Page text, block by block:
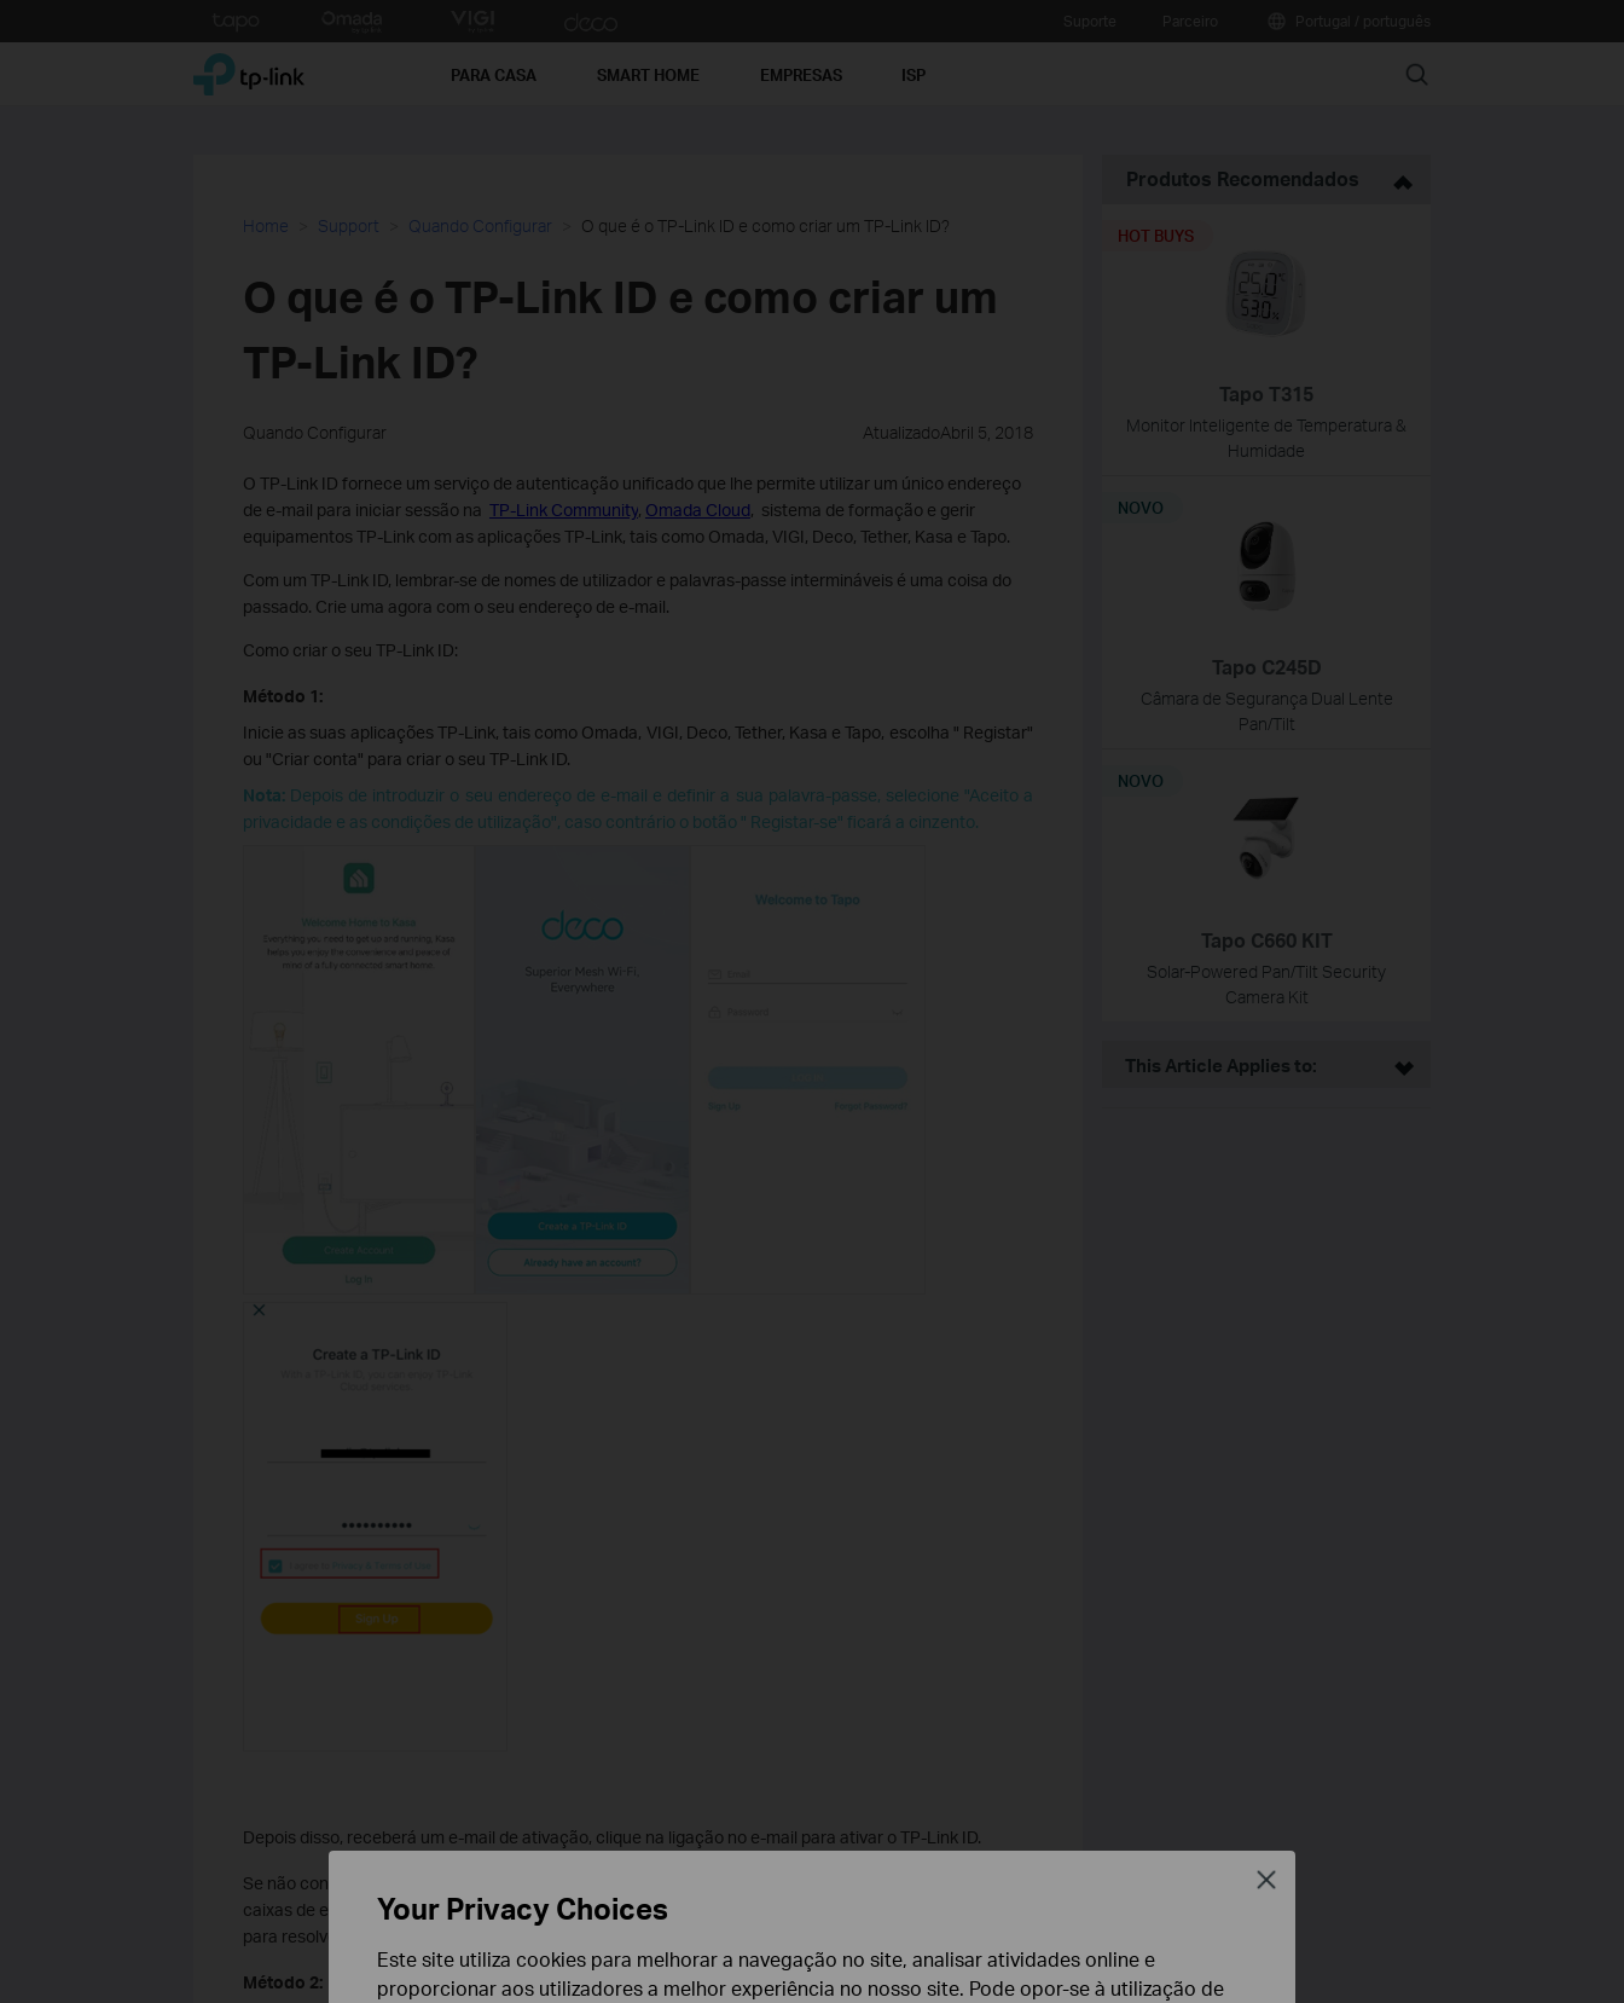
to
TP-Link, Reliably Smart PARA CASA SMART HOME EMPRESAS ISP Search
Home Support Quando Configurar O que é o TP-Link ID e como criar um TP-Link ID?
O que é o TP-Link ID e como criar um
TP-Link ID?
Quando Configurar AtualizadoAbril 5, 2018
O TP-Link ID fornece um serviço de autenticação unificado que lhe permite utilizar um único endereço
de e-mail para iniciar sessão na TP-Link Community, Omada Cloud, sistema de formação e gerir
equipamentos TP-Link com as aplicações TP-Link, tais como Omada, VIGI, Deco, Tether, Kasa e Tapo.
Com um TP-Link ID, lembrar-se de nomes de utilizador e palavras-passe intermináveis é uma coisa do
passado. Crie uma agora com o seu endereço de e-mail.
Como criar o seu TP-Link ID:
Método 1:
Inicie as suas aplicações TP-Link, tais como Omada, VIGI, Deco, Tether, Kasa e Tapo, escolha " Registar"
ou "Criar conta" para criar o seu TP-Link ID.
Nota: Depois de introduzir o seu endereço de e-mail e definir a sua palavra-passe, selecione "Aceito a
privacidade e as condições de utilização", caso contrário o botão " Registar-se" ficará a cinzento.
Depois disso, receberá um e-mail de ativação, clique na ligação no e-mail para ativar o TP-Link ID.
Se não conseguir receber o e-mail de activação ao inscrever-se no TP-Link ID, tente verificar todas as
caixas de entrada de e-mail, incluindo correio não solicitado ou correio de spam, etc., e consulte as
para resolver o problema.
Método 2:
Produtos Recomendados
Tapo T315
Monitor Inteligente de Temperatura &
Humidade
HOT BUYS
Tapo C245D
Câmara de Segurança Dual Lente
Pan/Tilt
NOVO
Tapo C660 KIT
Solar-Powered Pan/Tilt Security
Camera Kit
NOVO
This Article Applies to:
Your Privacy Choices
Este site utiliza cookies para melhorar a navegação no site, analisar atividades online e
proporcionar aos utilizadores a melhor experiência no nosso site. Pode opor-se à utilização de
Close